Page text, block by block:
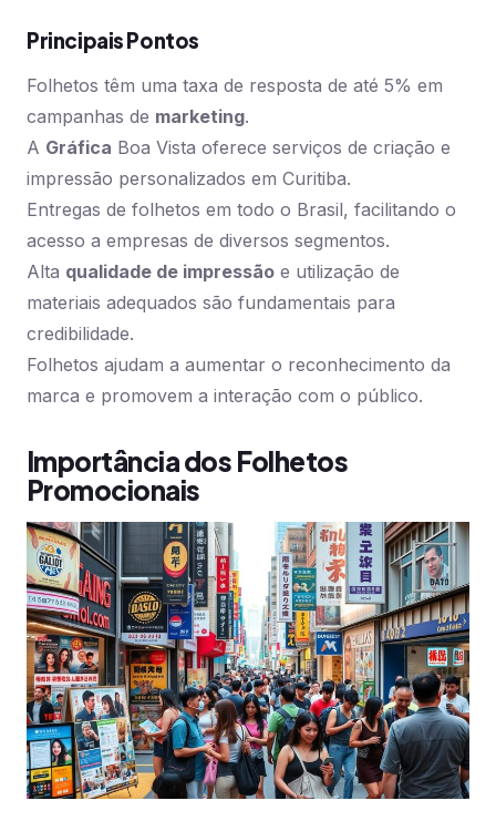
Principais Pontos
Folhetos têm uma taxa de resposta de até 5% em
campanhas de marketing.
A Gráfica Boa Vista oferece serviços de criação e
impressão personalizados em Curitiba.
Entregas de folhetos em todo o Brasil, facilitando o
acesso a empresas de diversos segmentos.
Alta qualidade de impressão e utilização de
materiais adequados são fundamentais para
credibilidade.
Folhetos ajudam a aumentar o reconhecimento da
marca e promovem a interação com o público.
Importância dos Folhetos
Promocionais